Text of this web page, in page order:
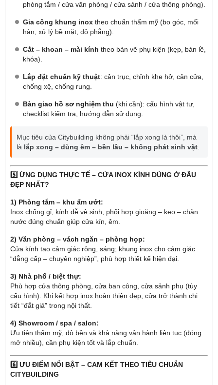
phòng tắm / cửa văn phòng / cửa sảnh / cửa thông phòng).
Gia công khung inox theo chuẩn thẩm mỹ (bo góc, mối
hàn, xử lý bề mặt, độ phẳng).
Cắt – khoan – mài kính theo bản vẽ phụ kiện (kẹp, bản lề,
khóa).
Lắp đặt chuẩn kỹ thuật: cân trục, chỉnh khe hở, cân cửa,
chống xệ, chống rung.
Bàn giao hồ sơ nghiệm thu (khi cần): cấu hình vật tư,
checklist kiểm tra, hướng dẫn sử dụng.
Mục tiêu của Citybuilding không phải “lắp xong là thôi”, mà
là lắp xong – dùng êm – bền lâu – không phát sinh vặt
5️⃣ ỨNG DỤNG THỰC TẾ – CỬA INOX KÍNH DÙNG Ở ĐÂU
ĐẸP NHẤT?
1) Phòng tắm – khu ẩm ướt:
Inox chống gỉ, kính dễ vệ sinh, phối hợp gioăng – keo – chặn
nước đúng chuẩn giúp cửa kín, êm.
2) Văn phòng – vách ngăn – phòng họp:
Cửa kính tạo cảm giác rộng, sáng; khung inox cho cảm giác
“đẳng cấp – chuyên nghiệp”, phù hợp thiết kế hiện đại.
3) Nhà phố / biệt thự:
Phù hợp cửa thông phòng, cửa ban công, cửa sảnh phụ (tùy
cấu hình). Khi kết hợp inox hoàn thiện đẹp, cửa trở thành chi
tiết “đắt giá” trong nội thất.
4) Showroom / spa / salon:
Ưu tiên thẩm mỹ, độ bền và khả năng vận hành liên tục (đóng
mở nhiều), cần phụ kiện tốt và lắp chuẩn.
6️⃣ ƯU ĐIỂM NỔI BẬT – CAM KẾT THEO TIÊU CHUẨN
CITYBUILDING